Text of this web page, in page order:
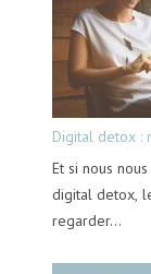
Digital detox :
Et si nous
digital detox,
regarder…